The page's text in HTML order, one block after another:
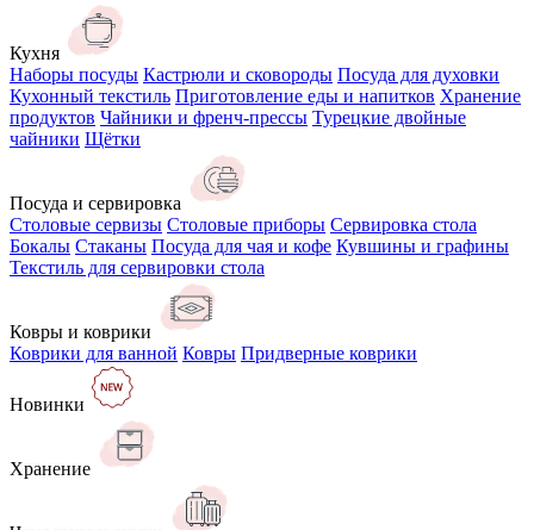
Кухня
Наборы посуды Кастрюли и сковороды Посуда для духовки
Кухонный текстиль Приготовление еды и напитков Хранение
продуктов Чайники и френч-прессы Турецкие двойные
чайники Щётки
Посуда и сервировка
Столовые сервизы Столовые приборы Сервировка стола
Бокалы Стаканы Посуда для чая и кофе Кувшины и графины
Текстиль для сервировки стола
Ковры и коврики
Коврики для ванной Ковры Придверные коврики
Новинки
Хранение